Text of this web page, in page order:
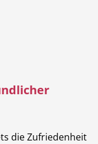
die Zufriedenheit